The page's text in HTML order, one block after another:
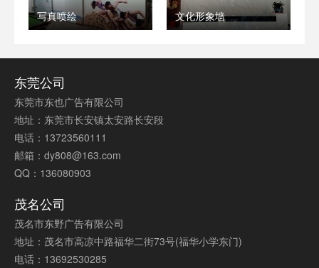
写真喷绘 文化形象墙
东莞公司
东莞市东也广告有限公司
地址：东莞市长安镇太安路长安段
电话：13723560111
邮箱：dy808@163.com
QQ：136080903
茂名公司
茂名市东野广告有限公司
地址：茂名市高凉中路福华二街73号(福华小学东门)
电话：13692530285